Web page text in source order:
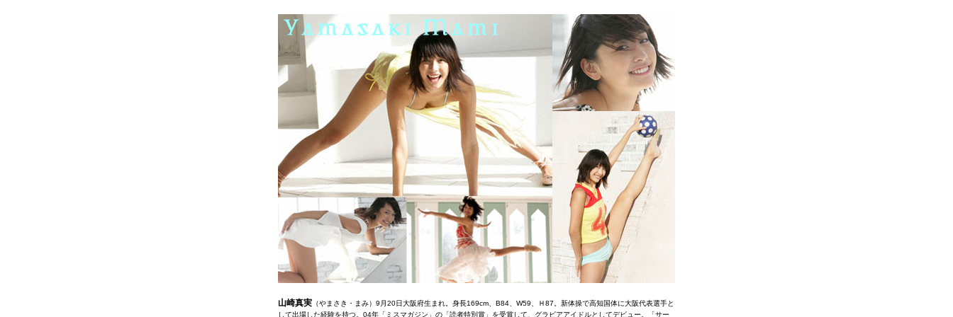
山崎真実 （やまさき・まみ）9月20日大阪府生まれ。身長169cm、B84、W59、Ｈ87。新体操で高知国体に大阪代表選手と
して出場した経験を持つ。04年「ミスマガジン」の「読者特別賞」を受賞して、グラビアアイドルとしてデビュー。「サー